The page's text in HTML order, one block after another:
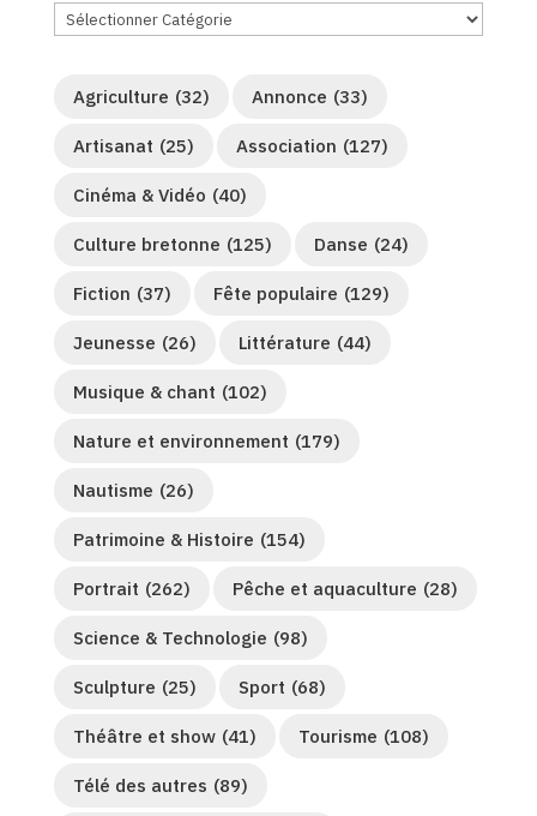
Agriculture (32) Annonce (33)
Artisanat (25) Association (127)
Cinéma & Vidéo (40)
Culture bretonne (125) Danse (24)
Fiction (37) Fête populaire (129)
Jeunesse (26) Littérature (44)
Musique & chant (102)
Nature et environnement (179)
Nautisme (26)
Patrimoine & Histoire (154)
Portrait (262) Pêche et aquaculture (28)
Science & Technologie (98)
Sculpture (25) Sport (68)
Théâtre et show (41) Tourisme (108)
Télé des autres (89)